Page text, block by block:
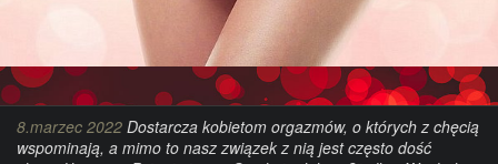
8.marzec 2022 Dostarcza kobietom orgazmów, o których z chęcią
wspominają, a mimo to nasz związek z nią jest często dość